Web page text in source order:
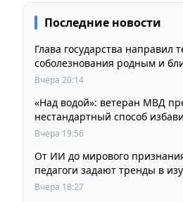
Последние новости
Глава государства направил
соболезнования родным и
кинорежиссера Ардака
Вчера 20:14
«Над водой»: ветеран МВД
нестандартный способ
пробок и смога
Вчера 19:56
От ИИ до мирового
педагоги задают тренды в
Вчера 18:27